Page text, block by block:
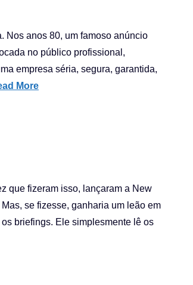
Nos anos 80, um famoso anúncio
no público profissional,
empresa séria, segura, garantida,
More
que fizeram isso, lançaram a New
se fizesse, ganharia um leão em
briefings. Ele simplesmente lê os